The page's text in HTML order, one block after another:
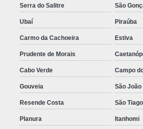
Serra do Salitre São
Ubaí Piraúba
Carmo da Cachoeira Estiva
Prudente de Morais
Cabo Verde Campo
Gouveia São João
Resende Costa São Tiago
Planura Itanhomi